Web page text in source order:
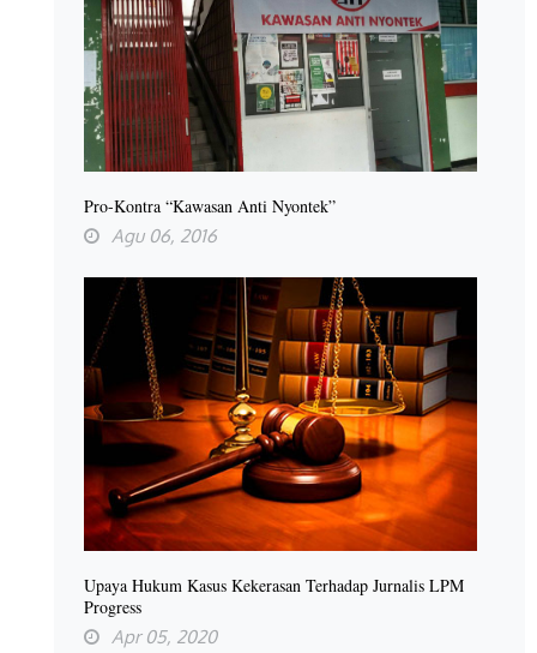
Pro-Kontra “Kawasan Anti Nyontek”
Agu 06, 2016
Upaya Hukum Kasus Kekerasan Terhadap Jurnalis LPM
Progress
Apr 05, 2020